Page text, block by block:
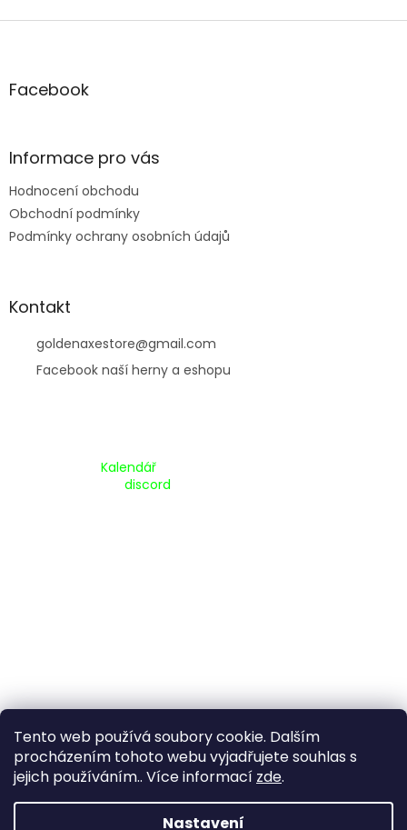
Tento web používá soubory cookie. Dalším
procházením tohoto webu vyjadřujete souhlas s
jejich používáním.. Více informací zde.
Nastavení
Z
aFacebook
Informace pro vás
Hodnocení obchodu
Obchodní podmínky
Podmínky ochrany osobních údajů
Kontakt
goldenaxestore@gmail.com
Facebook naší herny a eshopu
Kalendář
discord
Vytvořil Shoptet